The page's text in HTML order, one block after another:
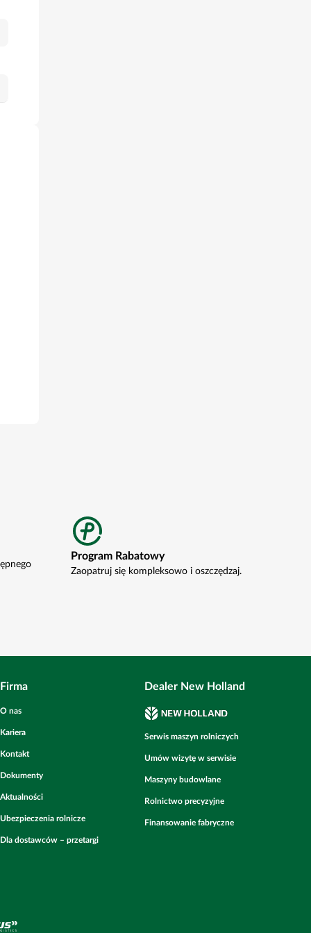
Program Rabatowy
Zaopatruj się kompleksowo i oszczędzaj.
Firma
O nas
Kariera
Kontakt
Dokumenty
Aktualności
Ubezpieczenia rolnicze
Dla dostawców – przetargi
Dealer New Holland
Serwis maszyn rolniczych
Umów wizytę w serwisie
Maszyny budowlane
Rolnictwo precyzyjne
Finansowanie fabryczne